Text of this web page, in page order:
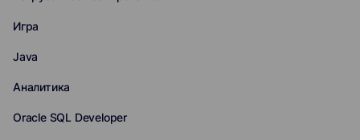
Игра
Java
Аналитика
Oracle SQL Developer